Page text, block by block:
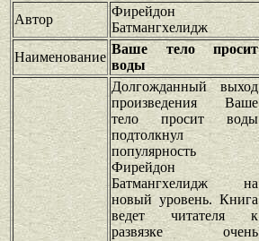
Автор
Фирейдон
Батмангхелидж
Наименование
Ваше тело просит
воды
Долгожданный выход
произведения Ваше
тело просит воды
подтолкнул
популярность
Фирейдон
Батмангхелидж на
новый уровень. Книга
ведет читателя к
развязке очень